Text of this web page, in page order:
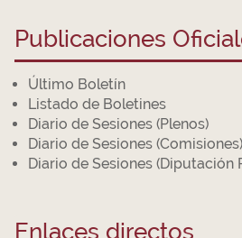
Publicaciones
Último Boletín
Listado de Boletines
Diario de Sesiones (Plenos)
Diario de Sesiones (Comisiones)
Diario de Sesiones (Diputación
Enlaces directos